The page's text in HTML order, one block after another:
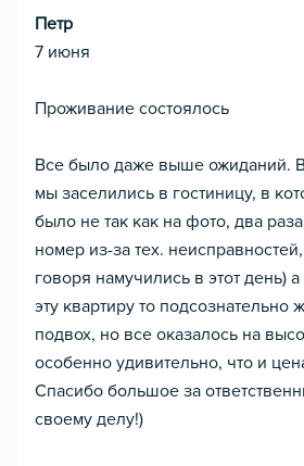
Петр
7 июня
Проживание состоялось
Все было даже выше ожиданий. В
мы заселились в гостиницу, в
было не так как на фото, два
номер из-за тех.
говоря намучились в этот день) а
эту квартиру то подсознательно
подвох, но все оказалось на
особенно удивительно, что и
Спасибо большое за
своему делу!)